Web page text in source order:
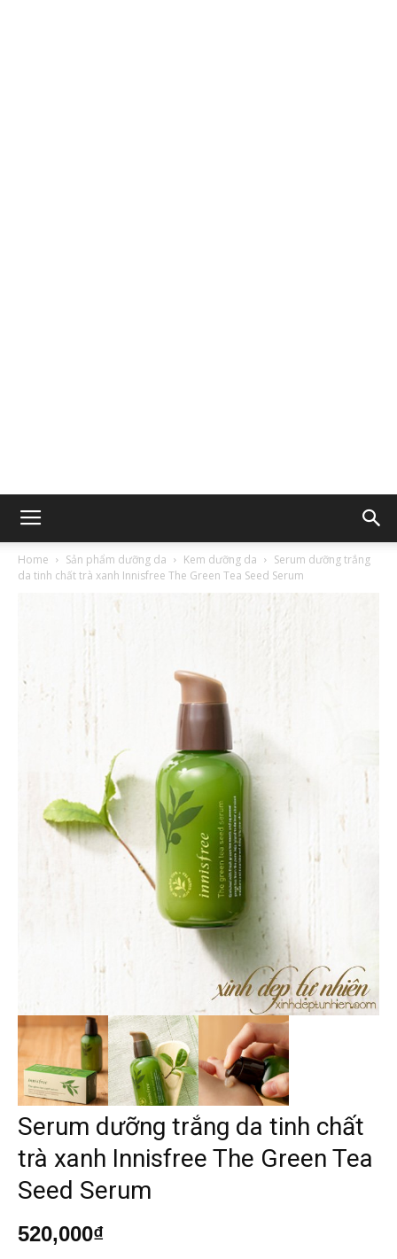
Home Sản phẩm dưỡng da Kem dưỡng da
Serum dưỡng trắng
da tinh chất trà xanh Innisfree The Green Tea Seed Serum
Serum dưỡng trắng da tinh chất
trà xanh Innisfree The Green Tea
Seed Serum
520,000₫